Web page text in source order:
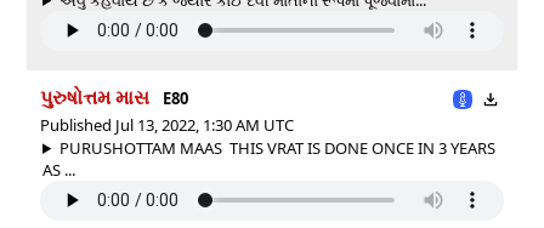
પુરુષોત્તમ માસ
E80
Published Jul 13, 2022, 1:30 AM UTC
PURUSHOTTAM MAAS THIS VRAT IS DONE ONCE IN 3 YEARS
AS ...